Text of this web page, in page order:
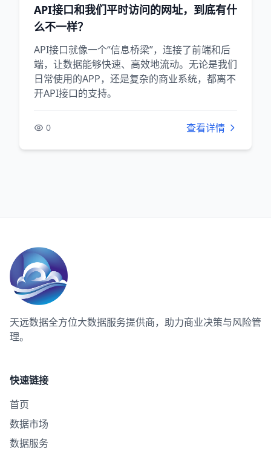
API接口和我们平时访问的网址，到底有什
么不一样？
API接口就像一个“信息桥梁”，连接了前端和后
端，让数据能够快速、高效地流动。无论是我们
日常使用的APP，还是复杂的商业系统，都离不
开API接口的支持。
0 查看详情
天远数据全方位大数据服务提供商，助力商业决策与风险管
理。
快速链接
首页
数据市场
数据服务